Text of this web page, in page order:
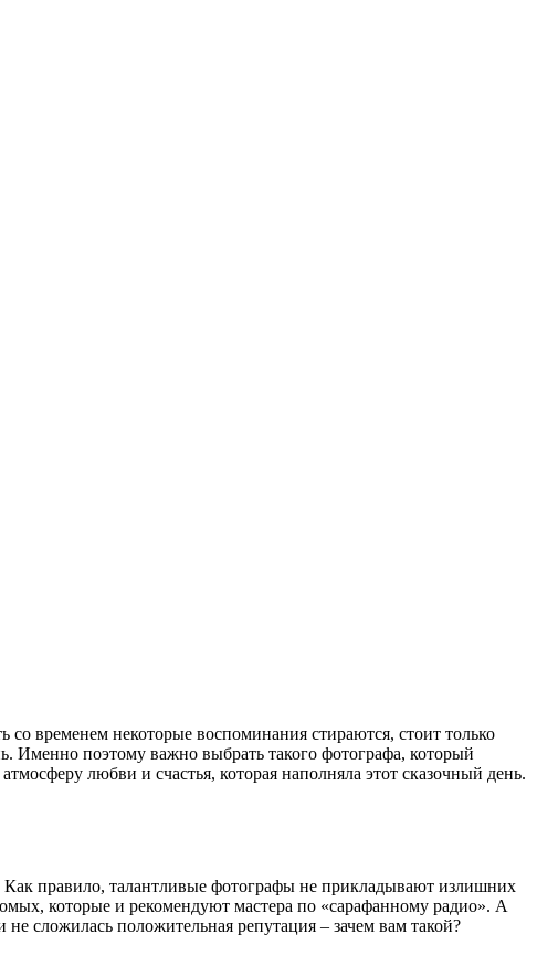
временем некоторые воспоминания стираются, стоит только
Именно поэтому важно выбрать такого фотографа, который
любви и счастья, которая наполняла этот сказочный день.
Как правило, талантливые фотографы не прикладывают излишних
которые и рекомендуют мастера по «сарафанному радио». А
сложилась положительная репутация – зачем вам такой?